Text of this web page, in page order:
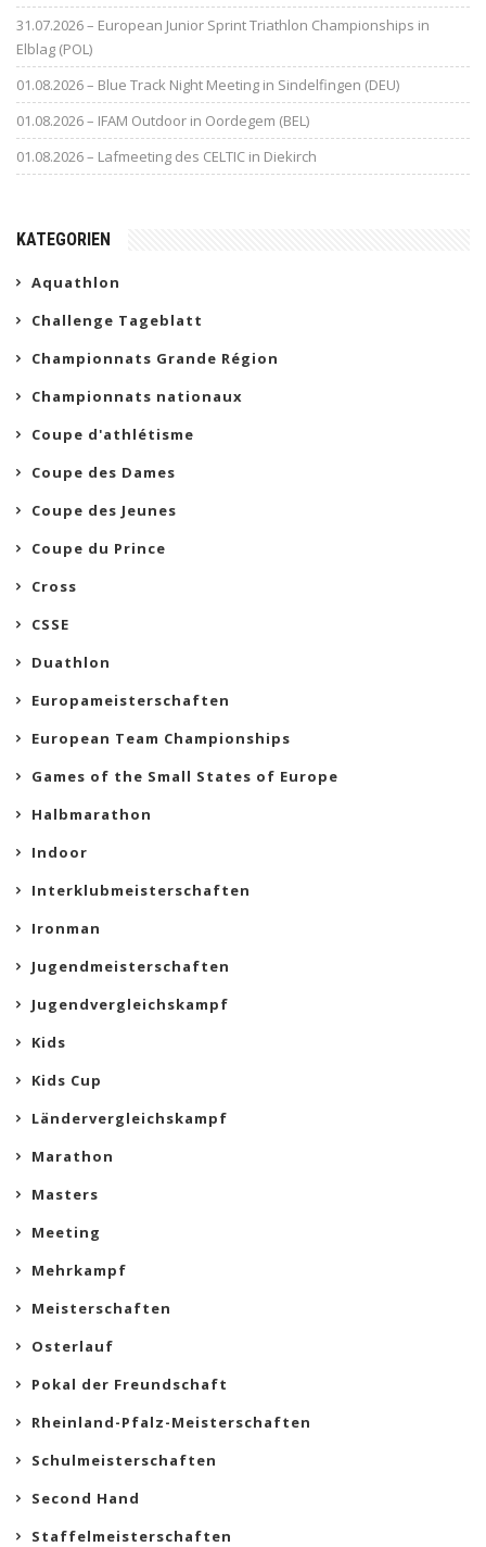
31.07.2026 – European Junior Sprint Triathlon Championships in
Elblag (POL)
01.08.2026 – Blue Track Night Meeting in Sindelfingen (DEU)
01.08.2026 – IFAM Outdoor in Oordegem (BEL)
01.08.2026 – Lafmeeting des CELTIC in Diekirch
KATEGORIEN
Aquathlon
Challenge Tageblatt
Championnats Grande Région
Championnats nationaux
Coupe d'athlétisme
Coupe des Dames
Coupe des Jeunes
Coupe du Prince
Cross
CSSE
Duathlon
Europameisterschaften
European Team Championships
Games of the Small States of Europe
Halbmarathon
Indoor
Interklubmeisterschaften
Ironman
Jugendmeisterschaften
Jugendvergleichskampf
Kids
Kids Cup
Ländervergleichskampf
Marathon
Masters
Meeting
Mehrkampf
Meisterschaften
Osterlauf
Pokal der Freundschaft
Rheinland-Pfalz-Meisterschaften
Schulmeisterschaften
Second Hand
Staffelmeisterschaften